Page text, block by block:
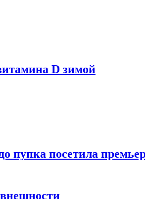
D зимой
пупка посетила